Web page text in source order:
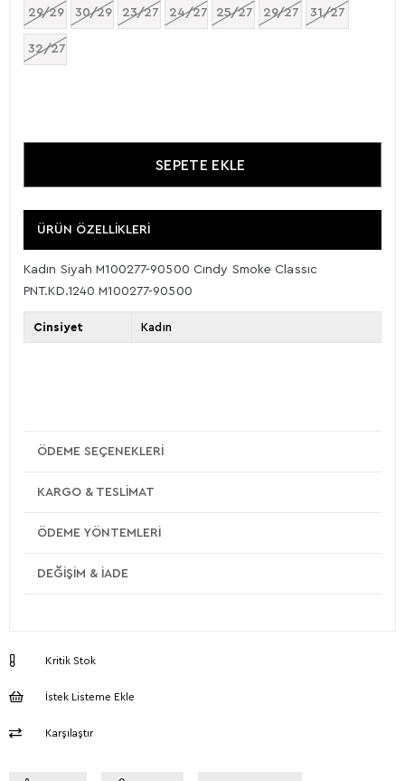
29/29 30/29 23/27 24/27 25/27 29/27 31/27
32/27
ÜRÜN ÖZELLIKLERI
Kadın Siyah M100277-90500 Cındy Smoke Classıc
PNT.KD.1240 M100277-90500
Cinsiyet Kadın
ÖDEME SEÇENEKLERI
KARGO & TESLIMAT
ÖDEME YÖNTEMLERI
DEĞIŞIM & İADE
Kritik Stok
İstek Listeme Ekle
Karşılaştır